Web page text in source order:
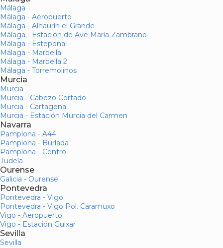
Málaga
Málaga - Aeropuerto
Málaga - Alhaurín el Grande
Málaga - Estación de Ave María Zambrano
Málaga - Estepona
Málaga - Marbella
Málaga - Marbella 2
Málaga - Torremolinos
Murcia
Murcia
Murcia - Cabezo Cortado
Murcia - Cartagena
Murcia - Estación Murcia del Carmen
Navarra
Pamplona - A44
Pamplona - Burlada
Pamplona - Centro
Tudela
Ourense
Galicia - Ourense
Pontevedra
Pontevedra - Vigo
Pontevedra - Vigo Pol. Caramuxo
Vigo - Aeropuerto
Vigo - Estación Guixar
Sevilla
Sevilla